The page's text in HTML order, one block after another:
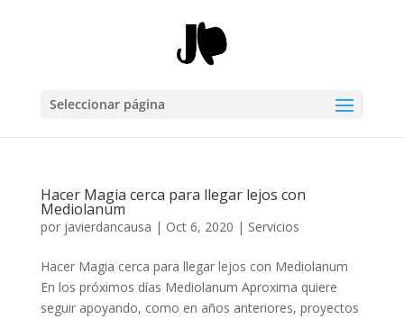
Seleccionar página
Hacer Magia cerca para llegar lejos con
Mediolanum
por javierdancausa | Oct 6, 2020 | Servicios
Hacer Magia cerca para llegar lejos con Mediolanum
En los próximos días Mediolanum Aproxima quiere
seguir apoyando, como en años anteriores, proyectos